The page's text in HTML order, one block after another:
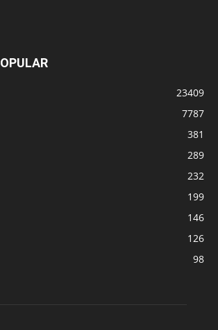
23409
7787
381
289
232
199
146
126
98